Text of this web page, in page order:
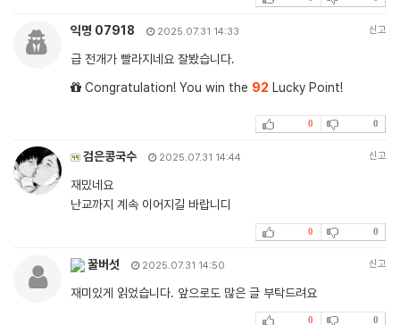
익명 07918 2025.07.31 14:33 신고
급 전개가 빨라지네요 잘봤습니다.
Congratulation! You win the 92 Lucky Point!
0 0
검은콩국수 2025.07.31 14:44 신고
재밌네요
난교까지 계속 이어지길 바랍니디
0 0
꿀버섯 2025.07.31 14:50 신고
재미있게 읽었습니다. 앞으로도 많은 글 부탁드려요
0 0